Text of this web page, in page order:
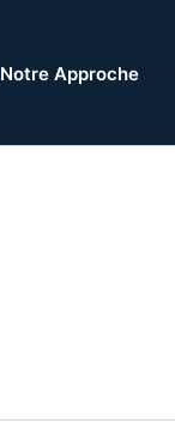
Notre Approche